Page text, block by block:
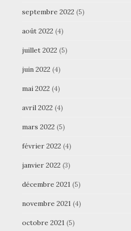
septembre 2022 (5)
août 2022 (4)
juillet 2022 (5)
juin 2022 (4)
mai 2022 (4)
avril 2022 (4)
mars 2022 (5)
février 2022 (4)
janvier 2022 (3)
décembre 2021(5)
novembre 2021(4)
octobre 2021(5)